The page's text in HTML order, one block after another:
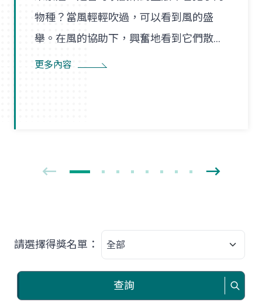
物種？當風輕輕吹過，可以看到風的盛
舉。在風的協助下，興奮地看到它們散播
孢子的盛況，在精彩過程中也看到了風的
更多內容
請選擇得獎名單：
查詢